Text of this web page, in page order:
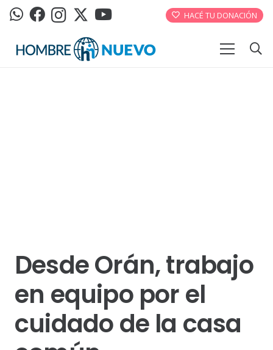
HACÉ TU DONACIÓN
Desde Orán, trabajo
en equipo por el
cuidado de la casa